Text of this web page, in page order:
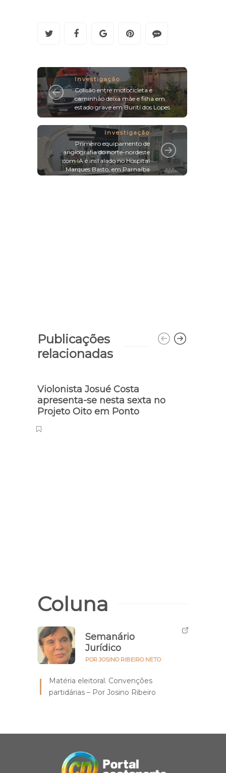
Investigação
Colisão entre motocicleta e
caminhão deixa mãe e filha em
estado grave em Buriti dos Lopes
Investigação
Primeiro equipamento de
angiografia do norte-nordeste
com IA é instalado no Hospital
Marques Basto, em Parnaíba
Publicações
relacionadas
Violonista Josué Costa
apresenta-se nesta sexta no
Projeto Oito em Ponto
Coluna
Semanário
Jurídico
POR JOSINO RIBEIRO NETO
Matéria eleitoral. Convenções
partidárias – Por Josino Ribeiro